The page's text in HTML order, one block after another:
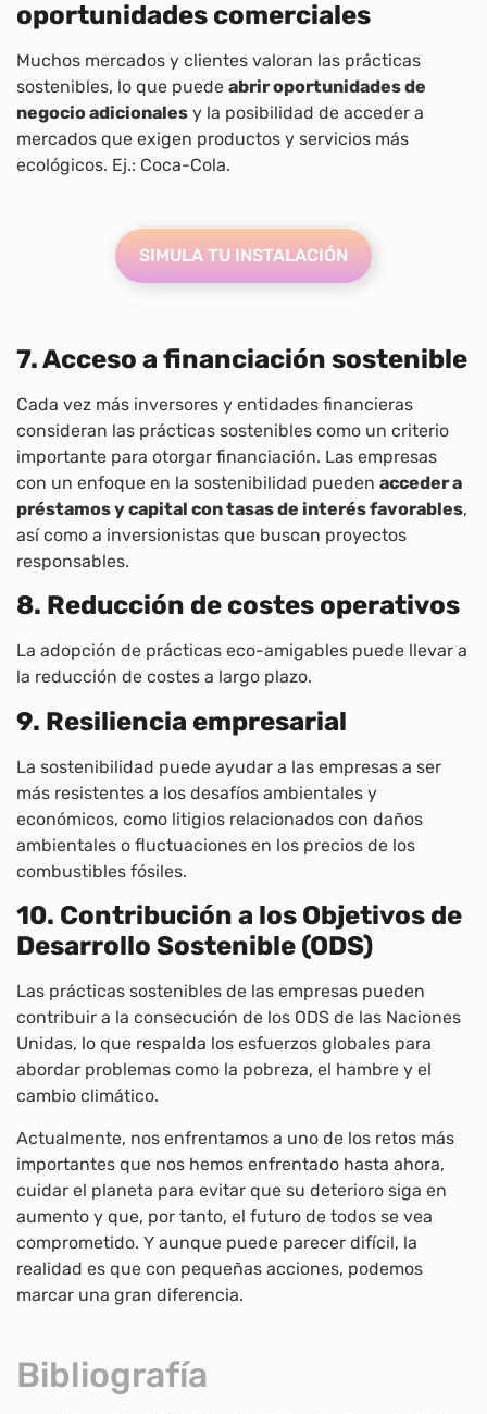
oportunidades comerciales
Muchos mercados y clientes valoran las prácticas
sostenibles, lo que puede abrir oportunidades de
negocio adicionales y la posibilidad de acceder a
mercados que exigen productos y servicios más
ecológicos. Ej.: Coca-Cola.
SIMULA TU INSTALACIÓN
7. Acceso a financiación sostenible
Cada vez más inversores y entidades financieras
consideran las prácticas sostenibles como un criterio
importante para otorgar financiación. Las empresas
con un enfoque en la sostenibilidad pueden acceder a
préstamos y capital con tasas de interés favorables,
así como a inversionistas que buscan proyectos
responsables.
8. Reducción de costes operativos
La adopción de prácticas eco-amigables puede llevar a
la reducción de costes a largo plazo.
9. Resiliencia empresarial
La sostenibilidad puede ayudar a las empresas a ser
más resistentes a los desafíos ambientales y
económicos, como litigios relacionados con daños
ambientales o fluctuaciones en los precios de los
combustibles fósiles.
10. Contribución a los Objetivos de
Desarrollo Sostenible (ODS)
Las prácticas sostenibles de las empresas pueden
contribuir a la consecución de los ODS de las Naciones
Unidas, lo que respalda los esfuerzos globales para
abordar problemas como la pobreza, el hambre y el
cambio climático.
Actualmente, nos enfrentamos a uno de los retos más
importantes que nos hemos enfrentado hasta ahora,
cuidar el planeta para evitar que su deterioro siga en
aumento y que, por tanto, el futuro de todos se vea
comprometido. Y aunque puede parecer difícil, la
realidad es que con pequeñas acciones, podemos
marcar una gran diferencia.
Bibliografía